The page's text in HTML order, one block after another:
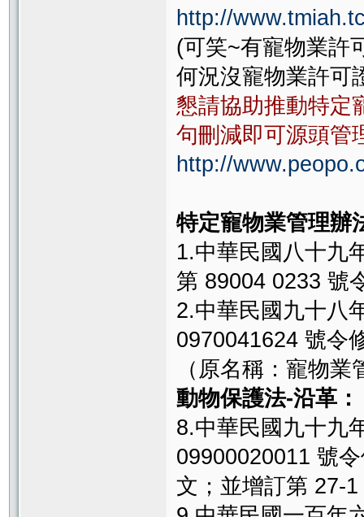
http://
(可笑~有寵物業許
何況沒寵物業許可
懇請協助推動特定
句刪減即可源頭管
http://
特定寵物業管理辦
1.中華民國八十九
第 89004 0233 號
2.中華民國九十八
0970041624 號令
（原名稱：寵物業
動物保護法-沿革：
8.中華民國九十九
09900020011 號
文；並增訂第 27-